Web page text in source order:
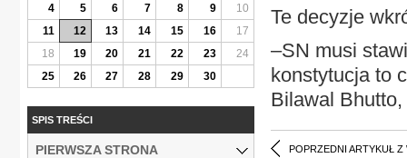
Te decyzje
–SN musi
konstytucja to
Bilawal
POPRZEDNI ARTYKUŁ Z
4
5 6 7 8 9
10
11
12 13 14 15 16
17
18
19 20 21 22 23
24
25
26 27 28 29 30
SPIS TREŚCI
PIERWSZA STRONA